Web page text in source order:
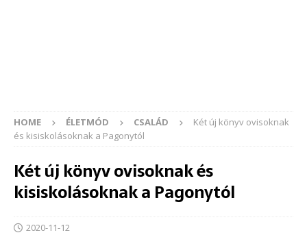
HOME ÉLETMÓD CSALÁD
Két új könyv ovisoknak
és kisiskolásoknak a Pagonytól
Két új könyv ovisoknak és
kisiskolásoknak a Pagonytól
2020-11-12